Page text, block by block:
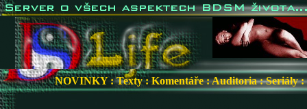
NOVINKY:Texty: Komentáře:Auditoria:Seriály: